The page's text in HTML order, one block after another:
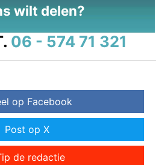
wilt delen?
06 - 574 71 321
op Facebook
Post op X
de redactie